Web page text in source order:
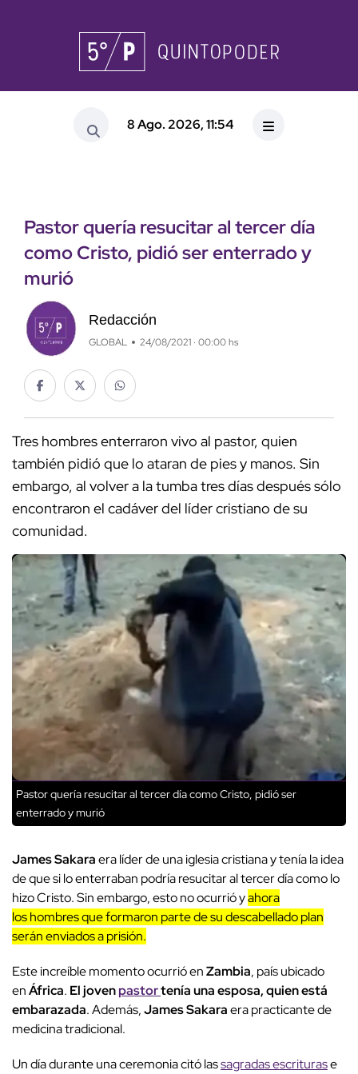
8 Ago. 2026, 11:54
Pastor quería resucitar al tercer día
como Cristo, pidió ser enterrado y
murió
Redacción
GLOBAL 24/08/2021 · 00:00 hs
Tres hombres enterraron vivo al pastor, quien
también pidió que lo ataran de pies y manos. Sin
embargo, al volver a la tumba tres días después sólo
encontraron el cadáver del líder cristiano de su
comunidad.
Pastor quería resucitar al tercer día como Cristo, pidió ser
enterrado y murió
James Sakaraera líder de una iglesia cristiana y tenía la idea
de que si lo enterraban podría resucitar al tercer día como lo
hizo Cristo. Sin embargo, esto no ocurrió yahora
los hombres que formaron parte de su descabellado plan
serán enviados a prisión.
Este increíble momento ocurrió enZambia, país ubicado
enÁfrica. El jovenpastortenía una esposa, quien está
embarazada. Además,James Sakaraera practicante de
medicina tradicional.
Un día durante una ceremonia citó lassagradas escriturase